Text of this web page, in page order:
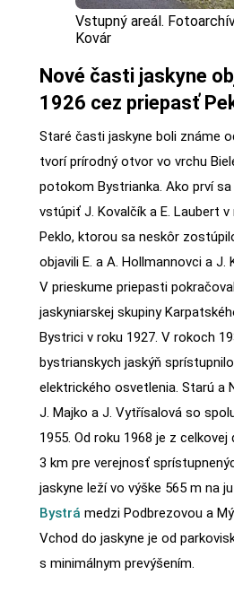
Vstupný areál.
Kovár
Nové časti jaskyne
1926 cez priepasť
Staré časti jaskyne boli známe
tvorí prírodný otvor vo vrchu
potokom Bystrianka. Ako prví
vstúpiť J. Kovalčík a E. Laubert
Peklo, ktorou sa neskôr
objavili E. a A. Hollmannovci a J.
V prieskume priepasti
jaskyniarskej skupiny
Bystrici v roku 1927. V rokoch
bystrianskych jaskýň
elektrického osvetlenia. Starú a
J. Majko a J. Vytřísalová so
1955. Od roku 1968 je z
3 km pre verejnosť
jaskyne leží vo výške 565 m na
Bystrá medzi Podbrezovou a
Vchod do jaskyne je od
s minimálnym prevýšením.